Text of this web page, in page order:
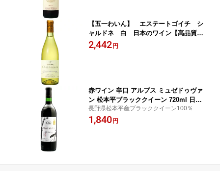
【五一わいん】 エステートゴイチ シ
ャルドネ 白 日本のワイン【高品質ワ
イン】 ギフト プレゼント(4990761182
281)
2,442円
赤ワイン 辛口 アルプス ミュゼドゥヴァ
ン 松本平ブラッククイーン 720ml 日本
長野 ギフト プレゼント(490625155424
7)
長野県松本平産ブラッククイーン100％
1,840円